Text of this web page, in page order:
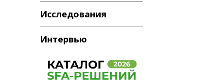
Исследования
Интервью